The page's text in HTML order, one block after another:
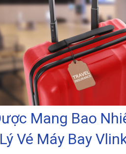
Mang Bao
Vé Máy Bay